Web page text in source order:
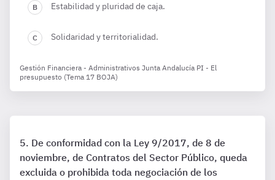
Estabilidad y pluridad de caja.
Solidaridad y territorialidad.
Gestión Financiera - Administrativos Junta Andalucía PI - El
presupuesto (Tema 17 BOJA)
De conformidad con la Ley 9/2017, de 8 de
noviembre, de Contratos del Sector Público, queda
excluida o prohibida toda negociación de los